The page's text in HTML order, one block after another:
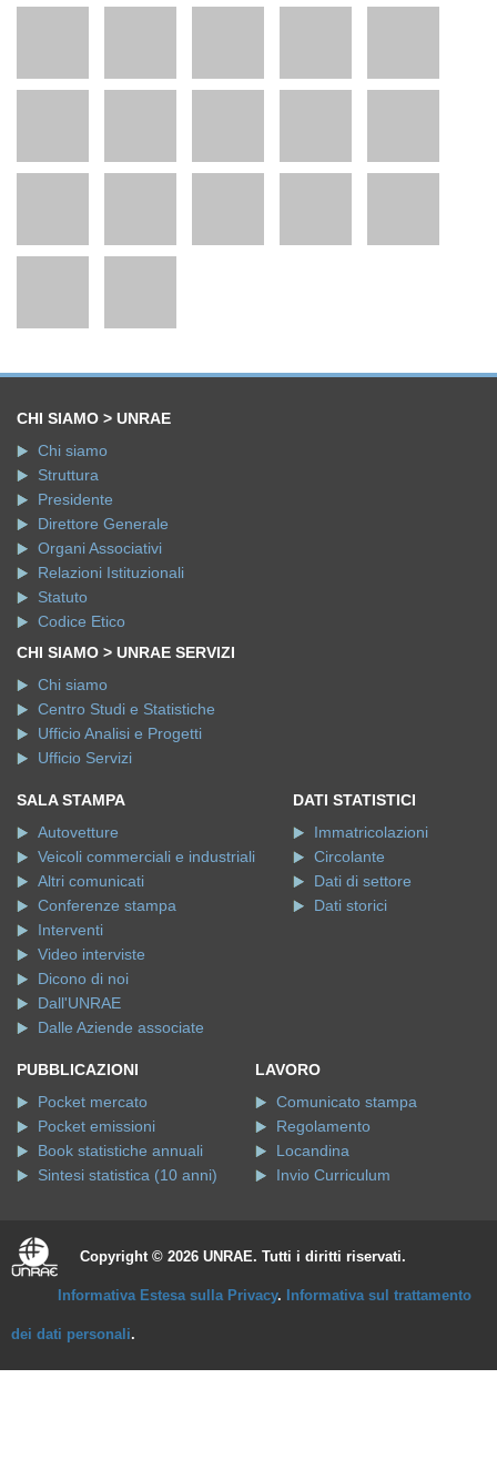
CHI SIAMO > UNRAE
Chi siamo
Struttura
Presidente
Direttore Generale
Organi Associativi
Relazioni Istituzionali
Statuto
Codice Etico
CHI SIAMO > UNRAE SERVIZI
Chi siamo
Centro Studi e Statistiche
Ufficio Analisi e Progetti
Ufficio Servizi
SALA STAMPA
Autovetture
Veicoli commerciali e industriali
Altri comunicati
Conferenze stampa
Interventi
Video interviste
Dicono di noi
Dall'UNRAE
Dalle Aziende associate
DATI STATISTICI
Immatricolazioni
Circolante
Dati di settore
Dati storici
PUBBLICAZIONI
Pocket mercato
Pocket emissioni
Book statistiche annuali
Sintesi statistica (10 anni)
LAVORO
Comunicato stampa
Regolamento
Locandina
Invio Curriculum
Copyright © 2026 UNRAE. Tutti i diritti riservati.
Informativa Estesa sulla Privacy. Informativa sul trattamento
dei dati personali.